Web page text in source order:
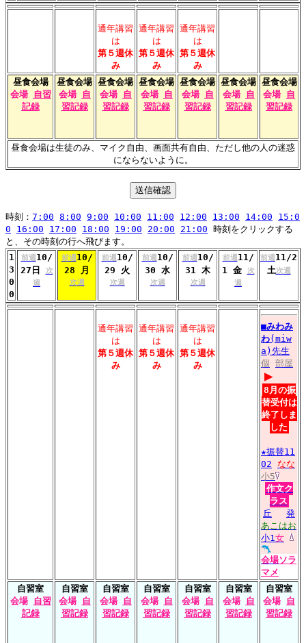
通年講習
は
第５週休
み
通年講習
は
第５週休
み
通年講習
は
第５週休
み
昼食会場
会場 自習
記録
昼食会場
会場 自
習記録
昼食会場
会場 自
習記録
昼食会場
会場 自
習記録
昼食会場
会場 自
習記録
昼食会場
会場 自
習記録
昼食会場
会場 自
習記録
昼食会場は生徒のみ、マイク自由、画面共有自由、ただし他の人の迷惑
にならないように。
時刻： 7:00 8:00 9:00 10:00 11:00 12:00 13:00 14:00
15:0
0
16:00 17:00 18:00 19:00 20:00 21:00 時刻をクリックする
と、その時刻の行へ飛びます。
1
3
0
0
前週 10/
27日
次
週
前週 10/
28 月
次週
前週 10/
29 火
次週
前週 10/
30 水
次週
前週 10/
31 木
次週
前週 11/
1 金
次
週
前週 11/2
土次週
通年講習
は
第５週休
み
通年講習
は
第５週休
み
通年講習
は
第５週休
み
■みわみ
わ(miw
a)先生
個 部屋
▶
8月の振
替受付は
終了しま
した
★振替11
02
なな
小5
作文ク
ラス
丘
発
あこはお
小1 女
会場ソラ
マメ
自習室
会場 自習
記録
自習室
会場 自
習記録
自習室
会場 自
習記録
自習室
会場 自
習記録
自習室
会場 自
習記録
自習室
会場 自
習記録
自習室
会場 自
習記録